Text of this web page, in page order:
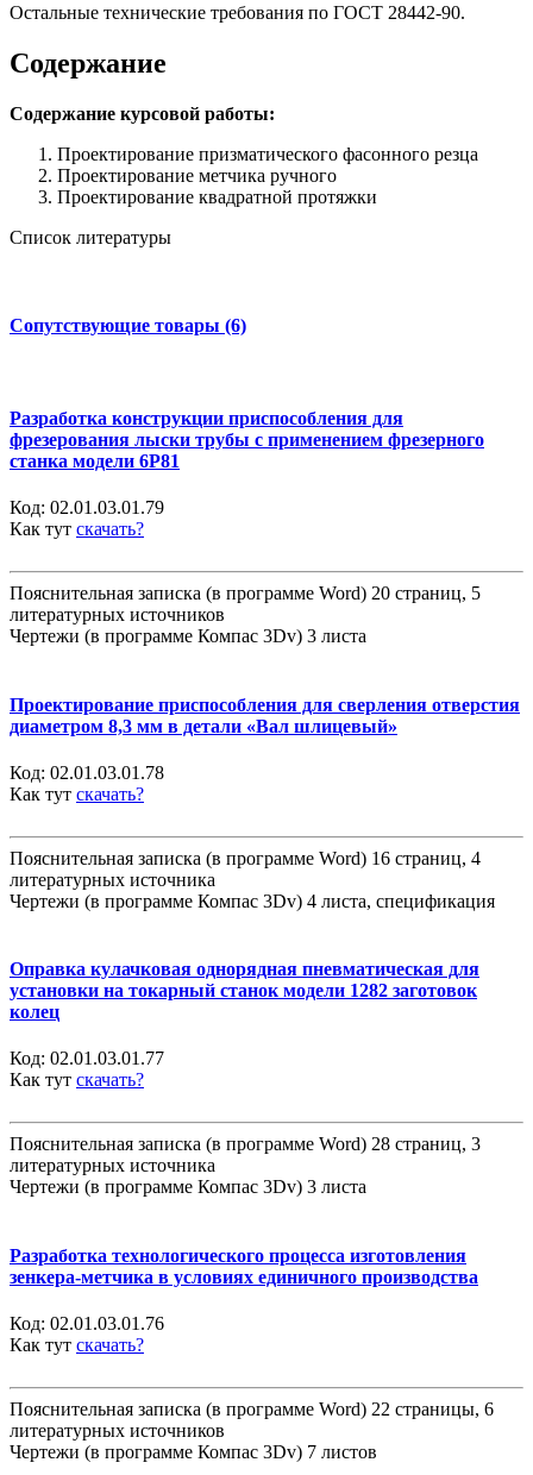
Остальные технические требования по ГОСТ 28442-90.
Содержание
Содержание курсовой работы:
Проектирование призматического фасонного резца
Проектирование метчика ручного
Проектирование квадратной протяжки
Список литературы
Сопутствующие товары (6)
Разработка конструкции приспособления для
фрезерования лыски трубы с применением фрезерного
станка модели 6Р81
Код: 02.01.03.01.79
Как тут скачать?
Пояснительная записка (в программе Word) 20 страниц, 5
литературных источников
Чертежи (в программе Компас 3Dv) 3 листа
Проектирование приспособления для сверления отверстия
диаметром 8,3 мм в детали «Вал шлицевый»
Код: 02.01.03.01.78
Как тут скачать?
Пояснительная записка (в программе Word) 16 страниц, 4
литературных источника
Чертежи (в программе Компас 3Dv) 4 листа, спецификация
Оправка кулачковая однорядная пневматическая для
установки на токарный станок модели 1282 заготовок
колец
Код: 02.01.03.01.77
Как тут скачать?
Пояснительная записка (в программе Word) 28 страниц, 3
литературных источника
Чертежи (в программе Компас 3Dv) 3 листа
Разработка технологического процесса изготовления
зенкера-метчика в условиях единичного производства
Код: 02.01.03.01.76
Как тут скачать?
Пояснительная записка (в программе Word) 22 страницы, 6
литературных источников
Чертежи (в программе Компас 3Dv) 7 листов